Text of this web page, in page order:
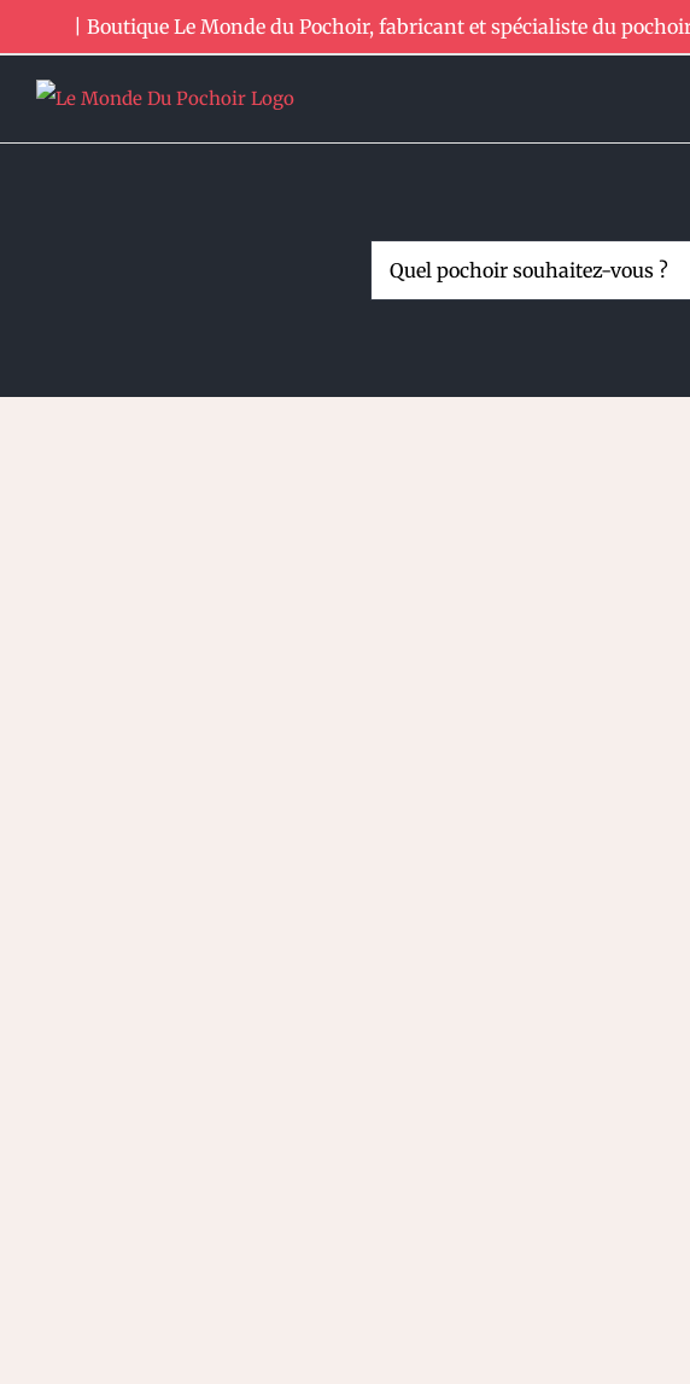
au
contenu
| Boutique Le Monde du Pochoir, fabricant et spécialiste du
Rechercher: